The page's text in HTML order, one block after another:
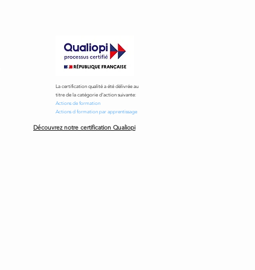
La certification qualité a été délivrée au
titre de la catégorie d'action suivante:
Actions de formation
Actions d formation par apprentissage
Découvrez notre certification Qualiopi